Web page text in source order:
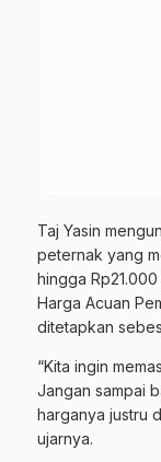
Taj Yasin
peternak yang
hingga
Harga Acuan
ditetapkan
“Kita ingin
Jangan sampai
harganya justru
ujarnya.